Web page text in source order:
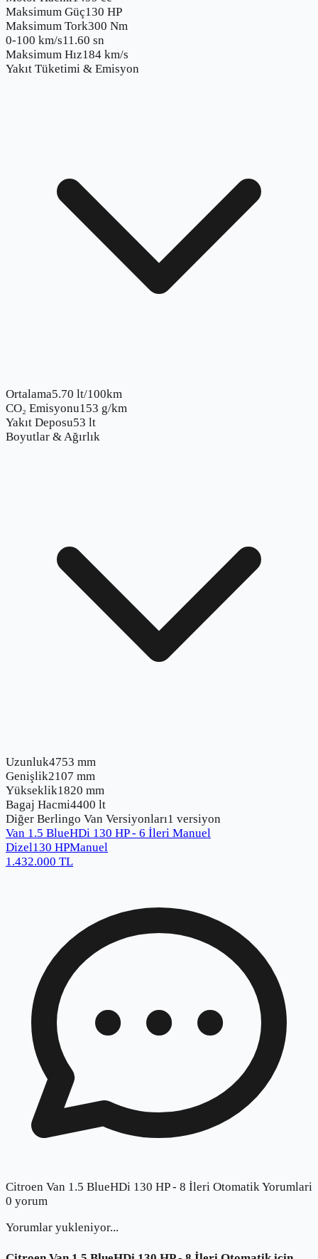
Maksimum Güç130 HP
Maksimum Tork300 Nm
0-100 km/s11.60 sn
Maksimum Hız184 km/s
Yakıt Tüketimi & Emisyon
Ortalama5.70 lt/100km
CO₂ Emisyonu153 g/km
Yakıt Deposu53 lt
Boyutlar & Ağırlık
Uzunluk4753 mm
Genişlik2107 mm
Yükseklik1820 mm
Bagaj Hacmi4400 lt
Diğer Berlingo Van Versiyonları1 versiyon
Van 1.5 BlueHDi 130 HP - 6 İleri Manuel
Dizel130 HPManuel
1.432.000 TL
Citroen Van 1.5 BlueHDi 130 HP - 8 İleri Otomatik Yorumlari
0 yorum
Yorumlar yukleniyor...